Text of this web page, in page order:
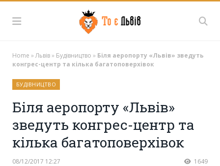
Home »Львів» Будівництво » Біля аеропорту «Львів» зведуть
конгрес-центр та кілька багатоповерхівок
БУДІВНИЦТВО
Біля аеропорту «Львів»
зведуть конгрес-центр та
кілька багатоповерхівок
08/12/2017 12:27 1649